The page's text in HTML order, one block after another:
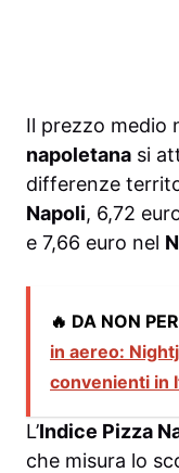
Il prezzo medio
napoletana si
differenze
Napoli, 6,72
e 7,66 euro nel
🔥 DA NON
in aereo:
convenienti in
L’Indice Pizza
che misura lo